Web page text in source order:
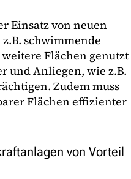
Einsatz von neuen
schwimmende
Flächen genutzt
und Anliegen, wie z.B.
Zudem muss
Flächen effizienter
von Vorteil